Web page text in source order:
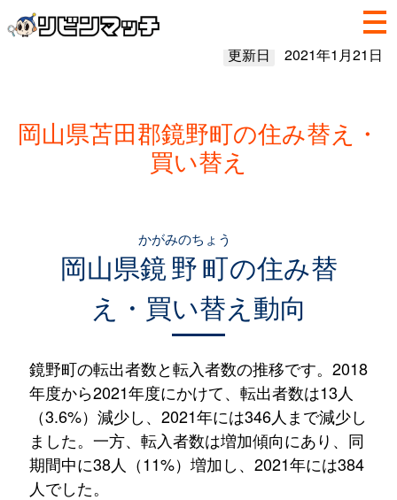
更新日 2021年1月21日
岡山県苫田郡鏡野町の住み替え・
買い替え
岡山県鏡野町
かがみのちょう
の住み替
え・買い替え動向
鏡野町の転出者数と転入者数の推移です。2018
年度から2021年度にかけて、転出者数は13人
（3.6%）減少し、2021年には346人まで減少し
ました。一方、転入者数は増加傾向にあり、同
期間中に38人（11%）増加し、2021年には384
人でした。